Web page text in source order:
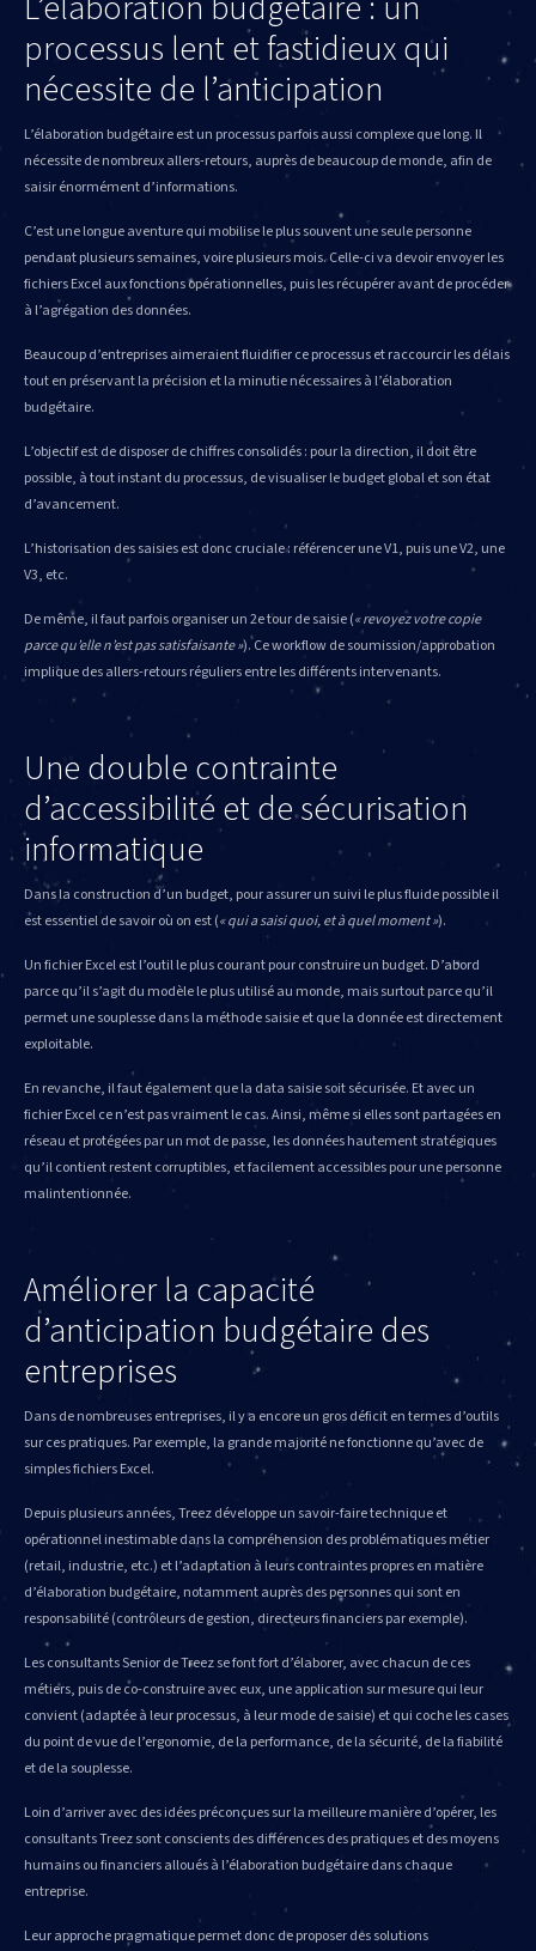
processus lent et fastidieux qui
nécessite de l’anticipation
L’élaboration budgétaire est un processus parfois aussi complexe que long. Il
nécessite de nombreux allers-retours, auprès de beaucoup de monde, afin de
saisir énormément d’informations.
C’est une longue aventure qui mobilise le plus souvent une seule personne
pendant plusieurs semaines, voire plusieurs mois. Celle-ci va devoir envoyer les
fichiers Excel aux fonctions opérationnelles, puis les récupérer avant de procéder
à l’agrégation des données.
Beaucoup d’entreprises aimeraient fluidifier ce processus et raccourcir les délais
tout en préservant la précision et la minutie nécessaires à l’élaboration
budgétaire.
L’objectif est de disposer de chiffres consolidés : pour la direction, il doit être
possible, à tout instant du processus, de visualiser le budget global et son état
d’avancement.
L’historisation des saisies est donc cruciale : référencer une V1, puis une V2, une
V3, etc.
De même, il faut parfois organiser un 2e tour de saisie (« revoyez votre copie
parce qu’elle n’est pas satisfaisante »). Ce workflow de soumission/approbation
implique des allers-retours réguliers entre les différents intervenants.
Une double contrainte
d’accessibilité et de sécurisation
informatique
Dans la construction d’un budget, pour assurer un suivi le plus fluide possible il
est essentiel de savoir où on est (« qui a saisi quoi, et à quel moment »).
Un fichier Excel est l’outil le plus courant pour construire un budget. D’abord
parce qu’il s’agit du modèle le plus utilisé au monde, mais surtout parce qu’il
permet une souplesse dans la méthode saisie et que la donnée est directement
exploitable.
En revanche, il faut également que la data saisie soit sécurisée. Et avec un
fichier Excel ce n’est pas vraiment le cas. Ainsi, même si elles sont partagées en
réseau et protégées par un mot de passe, les données hautement stratégiques
qu’il contient restent corruptibles, et facilement accessibles pour une personne
malintentionnée.
Améliorer la capacité
d’anticipation budgétaire des
entreprises
Dans de nombreuses entreprises, il y a encore un gros déficit en termes d’outils
sur ces pratiques. Par exemple, la grande majorité ne fonctionne qu’avec de
simples fichiers Excel.
Depuis plusieurs années, Treez développe un savoir-faire technique et
opérationnel inestimable dans la compréhension des problématiques métier
(retail, industrie, etc.) et l’adaptation à leurs contraintes propres en matière
d’élaboration budgétaire, notamment auprès des personnes qui sont en
responsabilité (contrôleurs de gestion, directeurs financiers par exemple).
Les consultants Senior de Treez se font fort d’élaborer, avec chacun de ces
métiers, puis de co-construire avec eux, une application sur mesure qui leur
convient (adaptée à leur processus, à leur mode de saisie) et qui coche les cases
du point de vue de l’ergonomie, de la performance, de la sécurité, de la fiabilité
et de la souplesse.
Loin d’arriver avec des idées préconçues sur la meilleure manière d’opérer, les
consultants Treez sont conscients des différences des pratiques et des moyens
humains ou financiers alloués à l’élaboration budgétaire dans chaque
entreprise.
Leur approche pragmatique permet donc de proposer des solutions